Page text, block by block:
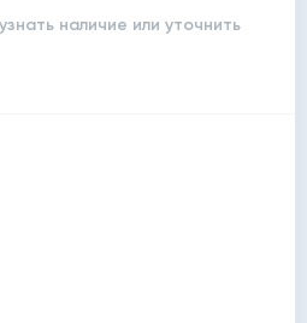
наличие или уточнить